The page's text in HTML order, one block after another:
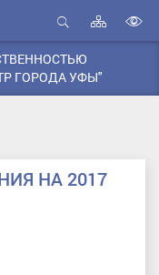
Открыть
поиск
Карта
сайта
ГОРОДА УФЫ"
НА 2017